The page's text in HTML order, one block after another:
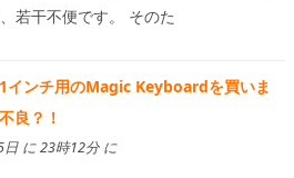
若干不便です。 そのた
インチ用のMagic Keyboardを買いま
良？！
に 23時12分 に